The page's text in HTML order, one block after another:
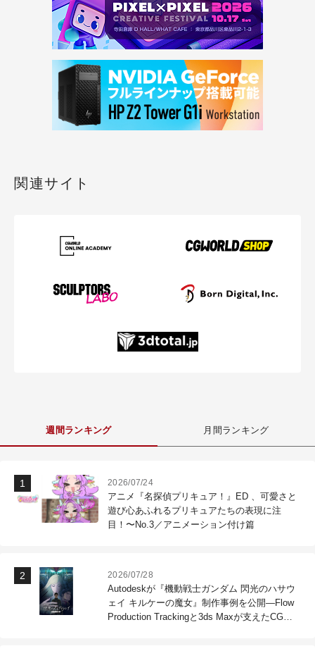
関連サイト
週間ランキング 月間ランキング
2026/07/24
アニメ『名探偵プリキュア！』ED 、可愛さと
遊び心あふれるプリキュアたちの表現に注
目！〜No.3／アニメーション付け篇
2026/07/28
Autodeskが『機動戦士ガンダム 閃光のハサウ
ェイ キルケーの魔女』制作事例を公開―Flow
Production Trackingと3ds Maxが支えたCG制